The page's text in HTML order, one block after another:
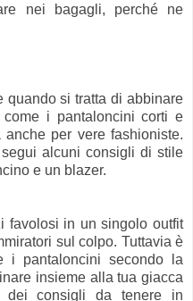
nei bagagli, perché ne
quando si tratta di abbinare
i pantaloncini corti e
per vere fashioniste.
alcuni consigli di stile
e un blazer.
favolosi in un singolo outfit
sul colpo. Tuttavia è
i pantaloncini secondo la
insieme alla tua giacca
dei consigli da tenere in